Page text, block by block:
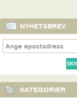
NYHETSBREV
KATEGORIER